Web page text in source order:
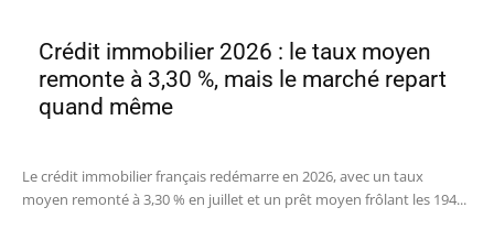
Crédit immobilier 2026 : le taux moyen
remonte à 3,30 %, mais le marché repart
quand même
Le crédit immobilier français redémarre en 2026, avec un taux
moyen remonté à 3,30 % en juillet et un prêt moyen frôlant les 194...